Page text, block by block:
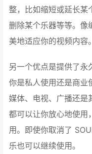
整，比如缩短或延长某
删除某个乐器等等。像
美地适应你的视频内容。
另一个优点是提供了永
你是私人使用还是商业
媒体、电视、广播还是
都可以让你放心地使用
用。即使你取消了
乐也可以继续使用。